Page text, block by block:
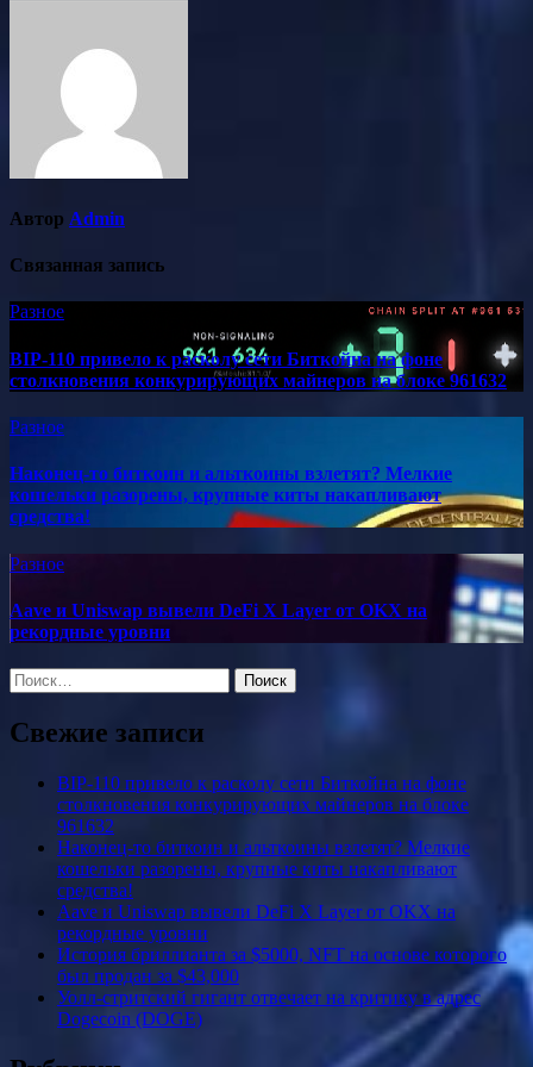
Автор Admin
Связанная запись
Разное
BIP-110 привело к расколу сети Биткойна на фоне
столкновения конкурирующих майнеров на блоке 961632
Разное
Наконец-то биткоин и альткоины взлетят? Мелкие
кошельки разорены, крупные киты накапливают
средства!
Разное
Aave и Uniswap вывели DeFi X Layer от OKX на
рекордные уровни
Найти:
Свежие записи
BIP-110 привело к расколу сети Биткойна на фоне
столкновения конкурирующих майнеров на блоке
961632
Наконец-то биткоин и альткоины взлетят? Мелкие
кошельки разорены, крупные киты накапливают
средства!
Aave и Uniswap вывели DeFi X Layer от OKX на
рекордные уровни
История бриллианта за $5000, NFT на основе которого
был продан за $43,000
Уолл-стритский гигант отвечает на критику в адрес
Dogecoin (DOGE)